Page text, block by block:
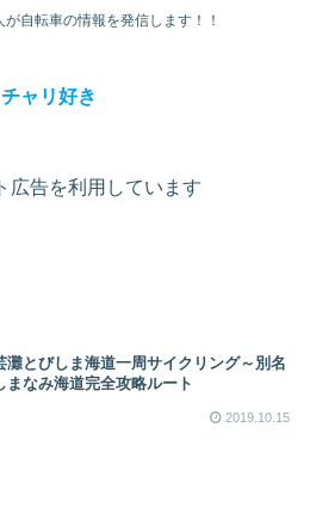
自転車の情報を発信します！！
チャリ好き
広告を利用しています
灘とびしま海道一周サイクリング～別名
まなみ海道完全攻略ルート
2019.10.15